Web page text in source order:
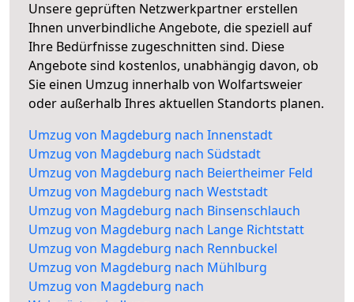
Unsere geprüften Netzwerkpartner erstellen
Ihnen unverbindliche Angebote, die speziell auf
Ihre Bedürfnisse zugeschnitten sind. Diese
Angebote sind kostenlos, unabhängig davon, ob
Sie einen Umzug innerhalb von Wolfartsweier
oder außerhalb Ihres aktuellen Standorts planen.
Umzug von Magdeburg nach Innenstadt
Umzug von Magdeburg nach Südstadt
Umzug von Magdeburg nach Beiertheimer Feld
Umzug von Magdeburg nach Weststadt
Umzug von Magdeburg nach Binsenschlauch
Umzug von Magdeburg nach Lange Richtstatt
Umzug von Magdeburg nach Rennbuckel
Umzug von Magdeburg nach Mühlburg
Umzug von Magdeburg nach